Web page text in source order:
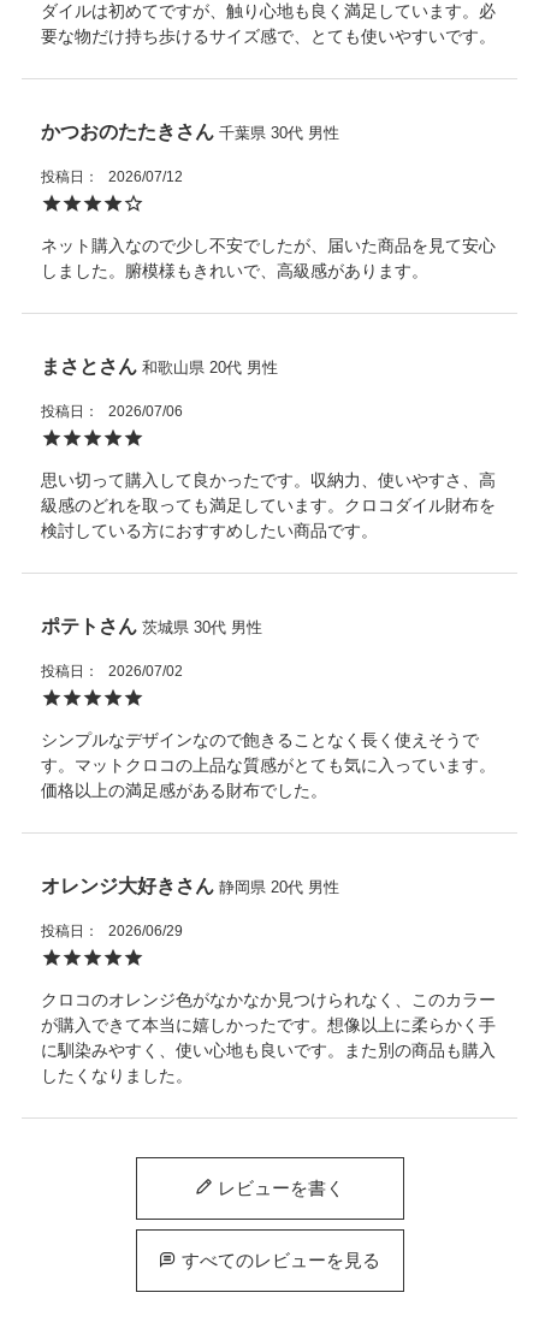
また天然皮革に関してはワシントン条約を元に適正に輸入され
た商品を販売しています。
ダイルは初めてですが、触り心地も良く満足しています。必
要な物だけ持ち歩けるサイズ感で、とても使いやすいです。
かつおのたたき 千葉県 30代 男性
投稿日 2026/07/12
ネット購入なので少し不安でしたが、届いた商品を見て安心
しました。腑模様もきれいで、高級感があります。
まさと 和歌山県 20代 男性
投稿日 2026/07/06
思い切って購入して良かったです。収納力、使いやすさ、高
級感のどれを取っても満足しています。クロコダイル財布を
検討している方におすすめしたい商品です。
ポテト 茨城県 30代 男性
投稿日 2026/07/02
シンプルなデザインなので飽きることなく長く使えそうで
す。マットクロコの上品な質感がとても気に入っています。
価格以上の満足感がある財布でした。
オレンジ大好き 静岡県 20代 男性
投稿日 2026/06/29
クロコのオレンジ色がなかなか見つけられなく、このカラー
が購入できて本当に嬉しかったです。想像以上に柔らかく手
に馴染みやすく、使い心地も良いです。また別の商品も購入
したくなりました。
レビューを書く
すべてのレビューを見る